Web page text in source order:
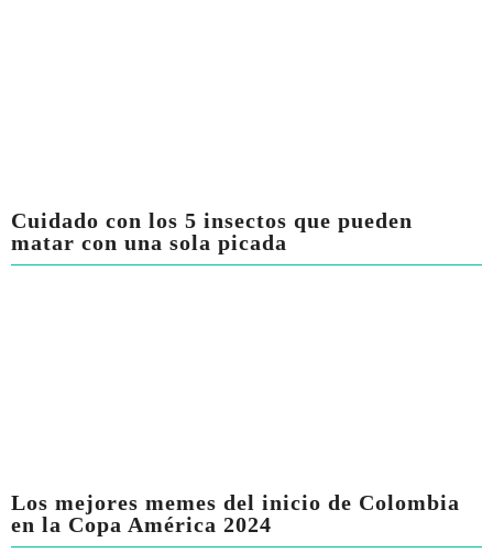
Cuidado con los 5 insectos que pueden
matar con una sola picada
Los mejores memes del inicio de Colombia
en la Copa América 2024